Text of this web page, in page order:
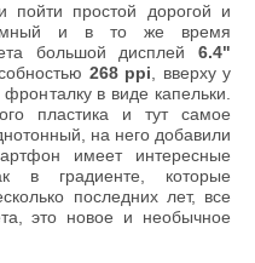
пойти простой дорогой и
и в то же время
большой дисплей 6.4"
268 ppi, вверху у
в виде капельки.
пластика и тут самое
на него добавили
имеет интересные
в градиенте, которые
последних лет, все
это новое и необычное